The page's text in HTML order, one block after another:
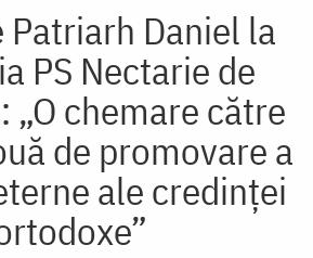
Patriarh Daniel la
PS Nectarie de
„O chemare către
de promovare a
ale credinței